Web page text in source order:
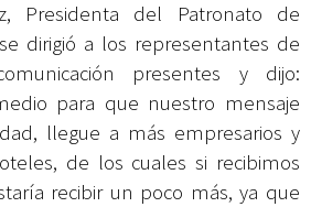
Presidenta del Patronato de
dirigió a los representantes de
presentes y dijo:
para que nuestro mensaje
llegue a más empresarios y
de los cuales si recibimos
recibir un poco más, ya que